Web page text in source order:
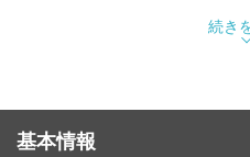
・フレンチコース「シーブ
【ディナー和食】
続き
基本情報